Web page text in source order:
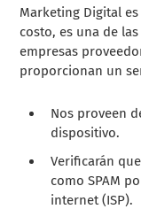
Marketing Digital
costo, es una de
empresas
proporcionan un
Nos proveen
dispositivo.
Verificarán
como SPAM
internet (ISP).